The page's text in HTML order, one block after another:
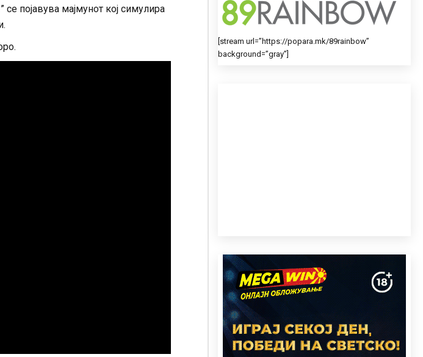
појавува мајмунот кој симулира
[stream url=”https://popara.mk/89rainbow”
background=”gray”]